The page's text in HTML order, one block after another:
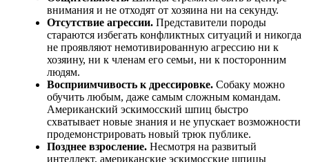
внимания и не отходят от хозяина ни на секунду.
Отсутствие агрессии. Представители породы
стараются избегать конфликтных ситуаций и никогда
не проявляют немотивированную агрессию ни к
хозяину, ни к членам его семьи, ни к посторонним
людям.
Восприимчивость к дрессировке. Собаку можно
обучить любым, даже самым сложным командам.
Американский эскимосский шпиц быстро
схватывает новые знания и не упускает возможности
продемонстрировать новый трюк публике.
Позднее взросление. Несмотря на развитый
интеллект, американские эскимосские шпицы